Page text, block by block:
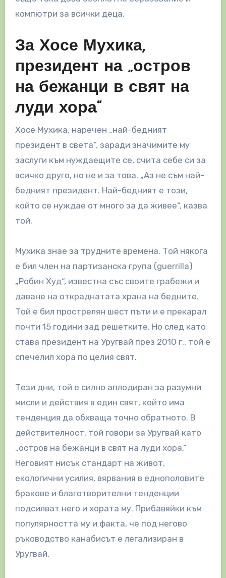
компютри за всички деца.
За Хосе Мухика,
президент на „остров
на бежанци в свят на
луди хора“
Хосе Мухика, наречен „най-бедният
президент в света“, заради значимите му
заслуги към нуждаещите се, счита себе си за
всичко друго, но не и за това. „Аз не съм най-
бедният президент. Най-бедният е този,
който се нуждае от много за да живее“, казва
той.
Мухика знае за трудните времена. Той някога
е бил член на партизанска група (guerrilla)
„Робин Худ“, известна със своите грабежи и
даване на откраднатата храна на бедните.
Той е бил прострелян шест пъти и е прекарал
почти 15 години зад решетките. Но след като
става президент на Уругвай през 2010 г., той е
спечелил хора по целия свят.
Тези дни, той е силно аплодиран за разумни
мисли и действия в един свят, който има
тенденция да обхваща точно обратното. В
действителност, той говори за Уругвай като
„остров на бежанци в свят на луди хора.“
Неговият нисък стандарт на живот,
екологични усилия, вярвания в еднополовите
бракове и благотворителни тенденции
подсилват него и хората му. Прибавяйки към
популярността му и факта, че под негово
ръководство канабисът е легализиран в
Уругвай.